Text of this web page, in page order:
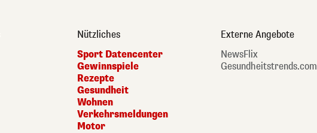
Nützliches
Sport Datencenter
Gewinnspiele
Rezepte
Gesundheit
Wohnen
Verkehrsmeldungen
Motor
Externe Angebote
NewsFlix
Gesundheitstrends.com